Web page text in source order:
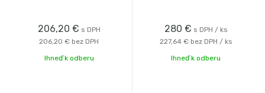
206,20 € s DPH
206,20 € bez DPH
Ihneď k odberu
280 € s DPH / ks
227,64 € bez DPH / ks
Ihneď k odberu